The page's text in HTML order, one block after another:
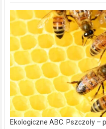
Ekologiczne ABC. Pszczoły –